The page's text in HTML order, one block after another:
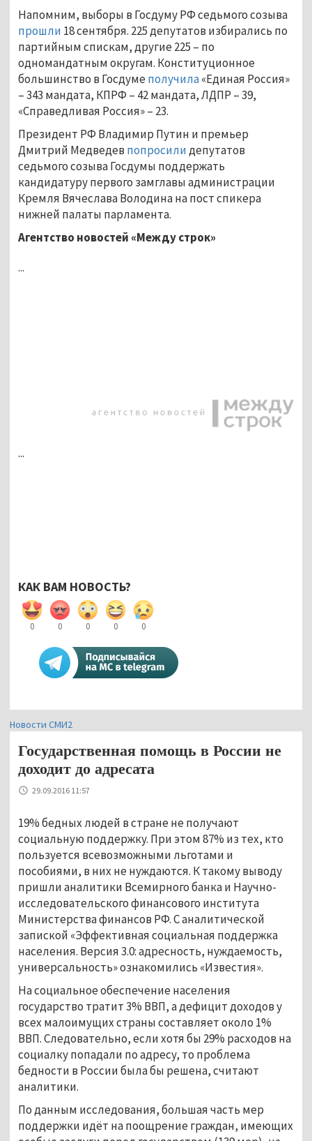
Напомним, выборы в Госдуму РФ седьмого созыва
прошли 18 сентября. 225 депутатов избирались по
партийным спискам, другие 225 – по
одномандатным округам. Конституционное
большинство в Госдуме получила«Единая Россия»
– 343 мандата, КПРФ – 42 мандата, ЛДПР – 39,
«Справедливая Россия» – 23.
Президент РФ Владимир Путин и премьер
Дмитрий Медведев попросилидепутатов
седьмого созыва Госдумы поддержать
кандидатуру первого замглавы администрации
Кремля Вячеслава Володина на пост спикера
нижней палаты парламента.
Агентство новостей «Между строк»
...
...
КАК ВАМ НОВОСТЬ?
0 0 0 0 0
Новости СМИ2
Государственная помощь в России не
доходит до адресата
29.09.2016 11:57
19% бедных людей в стране не получают
социальную поддержку. При этом 87% из тех, кто
пользуется всевозможными льготами и
пособиями, в них не нуждаются. К такому выводу
пришли аналитики Всемирного банка и Научно-
исследовательского финансового института
Министерства финансов РФ. С аналитической
запиской «Эффективная социальная поддержка
населения. Версия 3.0: адресность, нуждаемость,
универсальность» ознакомились «Известия».
На социальное обеспечение населения
государство тратит 3% ВВП, а дефицит доходов у
всех малоимущих страны составляет около 1%
ВВП. Следовательно, если хотя бы 29% расходов на
социалку попадали по адресу, то проблема
бедности в России была бы решена, считают
аналитики.
По данным исследования, большая часть мер
поддержки идёт на поощрение граждан, имеющих